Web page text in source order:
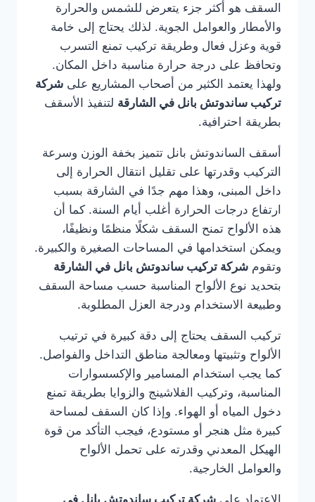
السقف هو أكثر جزء يتعرض للشمس والحرارة
والأمطار والعوامل الجوية. لذلك يحتاج إلى خامة
قوية وعزل فعال وطريقة تركيب تمنع التسرب
وتحافظ على درجة حرارة مناسبة داخل المكان.
ولهذا يعتمد الكثير من أصحاب المشاريع على شركة
تركيب ساندوتش بانل في الشارقة لتنفيذ الأسقف
بطريقة احترافية.
أسقف الساندوتش بانل تتميز بخفة الوزن وسرعة
التركيب وقدرتها على تقليل انتقال الحرارة إلى
داخل المبنى، وهذا مهم جدًا في الشارقة بسبب
ارتفاع درجات الحرارة أغلب أيام السنة. كما أن
هذه الألواح تمنح السقف شكلًا منظمًا ونظيفًا،
ويمكن استخدامها في المساحات الصغيرة والكبيرة.
وتقوم شركة تركيب ساندوتش بانل في الشارقة
بتحديد نوع الألواح المناسبة حسب مساحة السقف
وطبيعة الاستخدام ودرجة العزل المطلوبة.
تركيب السقف يحتاج إلى دقة كبيرة في ترتيب
الألواح وتثبيتها ومعالجة مناطق التداخل والفواصل.
كما يجب استخدام المسامير والإكسسوارات
المناسبة، وتركيب الفلاشينج والزوايا بطريقة تمنع
دخول المياه أو الهواء. وإذا كان السقف لمساحة
كبيرة مثل هنجر أو مستودع، فيجب التأكد من قوة
الهيكل المعدني وقدرته على تحمل الألواح
والعوامل الخارجية.